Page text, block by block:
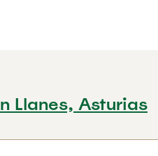
Llanes, Asturias